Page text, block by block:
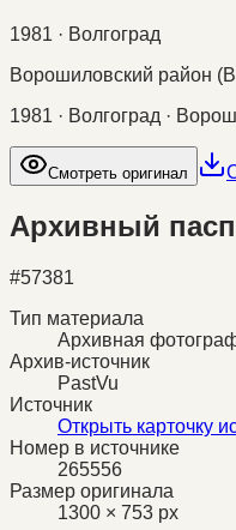
1981 · Волгоград
Ворошиловский район
1981 · Волгоград ·
Смотреть оригинал
Архивный
#57381
Тип материала
Архивная
Архив-источник
PastVu
Источник
Открыть карточку
Номер в источнике
265556
Размер оригинала
1300 × 753 px